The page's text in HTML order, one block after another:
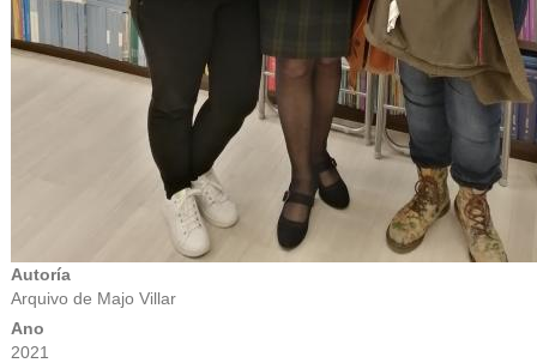
Autoría
Arquivo de Majo Villar
Ano
2021